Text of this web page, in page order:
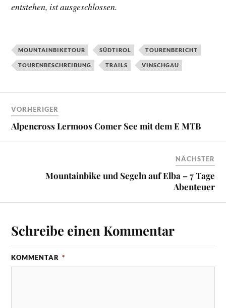
entstehen, ist ausgeschlossen.
MOUNTAINBIKETOUR SÜDTIROL TOURENBERICHT
TOURENBESCHREIBUNG TRAILS VINSCHGAU
VORHERIGER
Alpencross Lermoos Comer See mit dem E MTB
NÄCHSTER
Mountainbike und Segeln auf Elba – 7 Tage
Abenteuer
Schreibe einen Kommentar
KOMMENTAR *